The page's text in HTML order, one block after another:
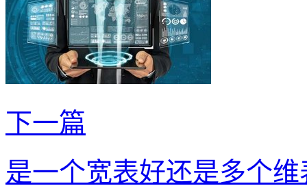
下一篇
是一个宽表好还是多个维